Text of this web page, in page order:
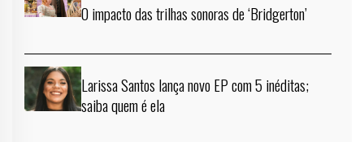
O impacto das trilhas sonoras de ‘Bridgerton’
Larissa Santos lança novo EP com 5 inéditas;
saiba quem é ela